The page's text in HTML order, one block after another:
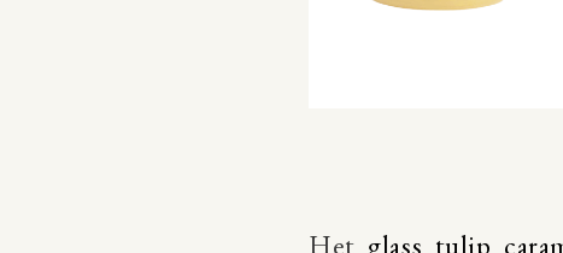
Het glass tulip